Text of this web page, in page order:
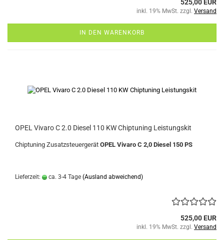
525,00 EUR
inkl. 19% MwSt. zzgl. Versand
IN DEN WARENKORB
OPEL Vivaro C 2.0 Diesel 110 KW Chiptuning Leistungskit
Chiptuning Zusatzsteuergerät OPEL Vivaro C 2,0 Diesel 150 PS
Lieferzeit: ca. 3-4 Tage (Ausland abweichend)
525,00 EUR
inkl. 19% MwSt. zzgl. Versand